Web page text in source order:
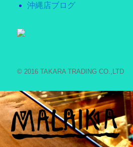
沖縄店ブログ
© 2016 TAKARA TRADING CO.,LTD